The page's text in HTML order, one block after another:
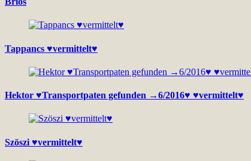
Tappancs ♥vermittelt♥
Hektor ♥Transportpaten gefunden →6/2016♥ ♥vermittelt♥
Szöszi ♥vermittelt♥